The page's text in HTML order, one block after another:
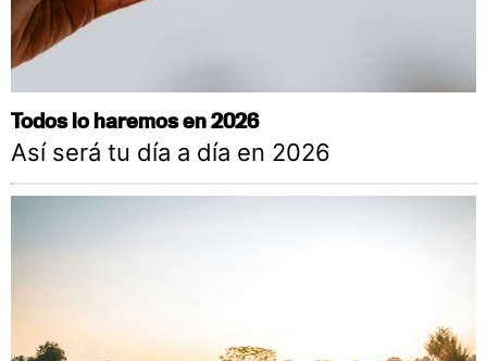
Todos lo haremos en 2026
Así será tu día a día en 2026